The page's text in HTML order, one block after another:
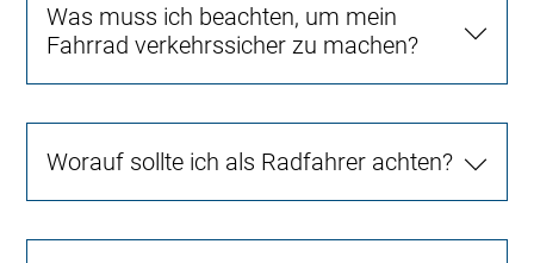
Was muss ich beachten, um mein
Fahrrad verkehrssicher zu machen?
Worauf sollte ich als Radfahrer achten?